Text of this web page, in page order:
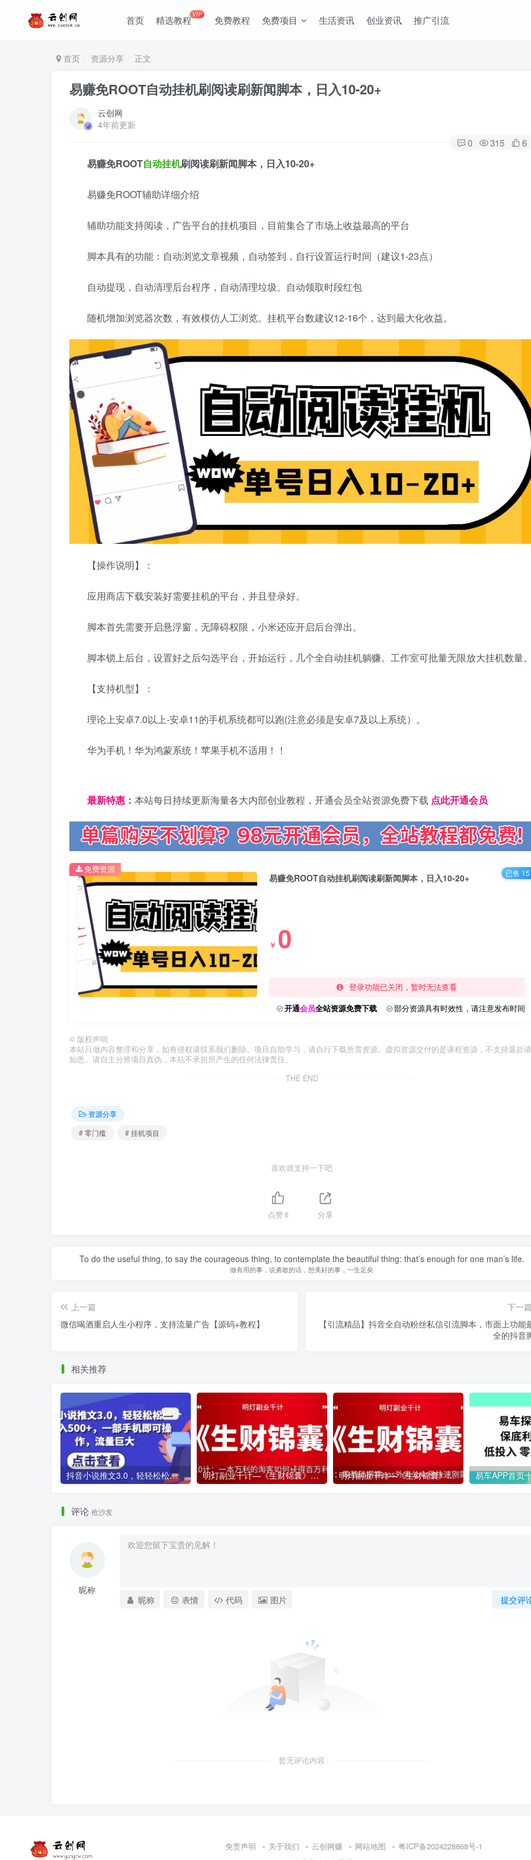
首页 精选教程VIP 免费教程 免费项目 生活资讯 创业资讯 推广引流
首页 资源分享 正文
易赚免ROOT自动挂机刷阅读刷新闻脚本，日入10-20+
云创网
4年前更新
0 315 6
易赚免ROOT自动挂机刷阅读刷新闻脚本，日入10-20+
易赚免ROOT辅助详细介绍
辅助功能支持阅读，广告平台的挂机项目，目前集合了市场上收益最高的平台
脚本具有的功能：自动浏览文章视频，自动签到，自行设置运行时间（建议1-23点）
自动提现，自动清理后台程序，自动清理垃圾。自动领取时段红包
随机增加浏览器次数，有效模仿人工浏览。挂机平台数建议12-16个，达到最大化收益。
【操作说明】：
应用商店下载安装好需要挂机的平台，并且登录好。
脚本首先需要开启悬浮窗，无障碍权限，小米还应开启后台弹出。
脚本锁上后台，设置好之后勾选平台，开始运行，几个全自动挂机躺赚。工作室可批量无限放大挂机数量
【支持机型】：
理论上安卓7.0以上-安卓11的手机系统都可以跑(注意必须是安卓7及以上系统）。
华为手机！华为鸿蒙系统！苹果手机不适用！！
最新特惠 ： 本站每日持续更新海量各大内部创业教程，开通会员全站资源免费下载 点此开通会员
易赚免ROOT自动挂机刷阅读刷新闻脚本，日入10-20+
￥ 0
登录功能已关闭，暂时无法查看
开通会员全站资源免费下载 部分资源具有时效性，请注意发布时间
免费资源 已售 15
© 版权声明
本站只做内容整理和分享，如有侵权请联系我们删除。项目自助学习，请自行下载所需资源。虚拟资源交付的是课程资源，不支持退款请
知悉。请自主分辨项目真伪，本站不承担所产生的任何法律责任。
THE END
资源分享
# 零门槛
# 挂机项目
喜欢就支持一下吧
点赞6 分享
To do the useful thing, to say the courageous thing, to contemplate the beautiful thing: that’s enough for one man’s life.
做有用的事，说勇敢的话，想美好的事，一生足矣
上一篇
微信喝酒重启人生小程序，支持流量广告【源码+教程】
下一
【引流精品】抖音全自动粉丝私信引流脚本，市面上功能
全的抖音
相关推荐
抖音小说推文3.0，轻轻松松一天收入500+，一部手机即可操作，流量巨大 明灯副业千计—《生财锦囊》第10计：一本万利的淘客如何获得百万利润 明灯副业千计—《生财锦囊》第11计：零基础搭建cps外卖公众号快速刚需获利【视频课程】
评论 抢沙发
昵称
提交评
昵称 表情 代码 图片
暂无评论内容
免责声明 关于我们 云创网赚 网站地图 粤ICP备2024228868号-1